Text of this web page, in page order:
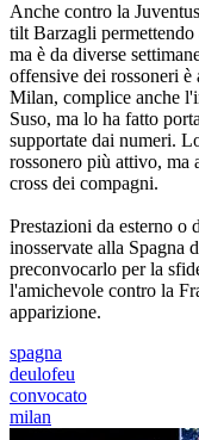
Anche contro la
tilt Barzagli
ma è da diverse
offensive dei rossoneri
Milan, complice anche
Suso, ma lo ha fatto
supportate dai numeri.
rossonero più attivo, ma
cross dei compagni.
Prestazioni da esterno o
inosservate alla Spagna
preconvocarlo per la
l'amichevole contro la
apparizione.
spagna
deulofeu
convocato
milan